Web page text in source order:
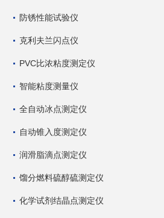
防锈性能试验仪
克利夫兰闪点仪
PVC比浓粘度测定仪
智能粘度测量仪
全自动冰点测定仪
自动锥入度测定仪
润滑脂滴点测定仪
馏分燃料硫醇硫测定仪
化学试剂结晶点测定仪